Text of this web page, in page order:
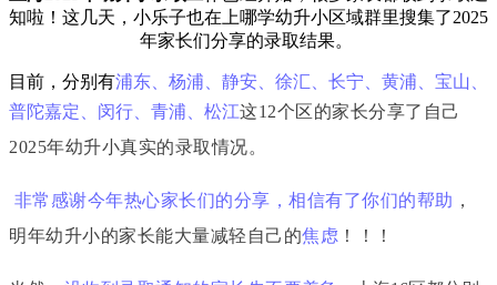
知啦！这几天，小乐子也在上哪学幼升小区域群里搜集了2025
年家长们分享的录取结果。
目前，分别有浦东、杨浦、静安、徐汇、长宁、黄浦、宝山、
普陀嘉定、闵行、青浦、松江这12个区的家长分享了自己
2025年幼升小真实的录取情况。
非常感谢今年热心家长们的分享，相信有了你们的帮助 ，
明年幼升小的家长能大量减轻自己的焦虑 ！！！